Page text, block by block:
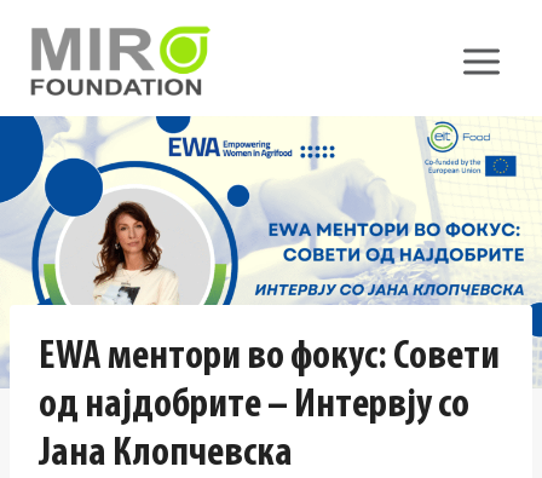
content
EWA ментори во фокус: Совети
од најдобрите – Интервју со
Јана Клопчевска